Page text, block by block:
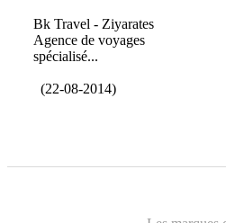
Bk Travel - Ziyarates
Agence de voyages
spécialisé...
(22-08-2014)